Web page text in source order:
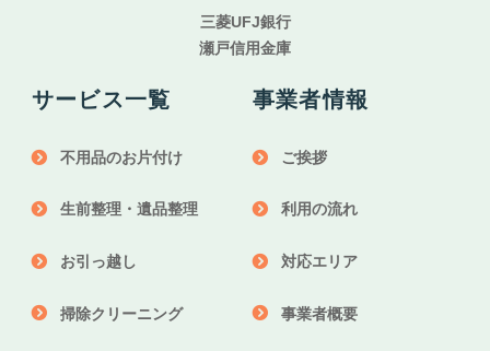
三菱UFJ銀行
瀬戸信用金庫
サービス一覧
不用品のお片付け
生前整理・遺品整理
お引っ越し
掃除クリーニング
事業者情報
ご挨拶
利用の流れ
対応エリア
事業者概要